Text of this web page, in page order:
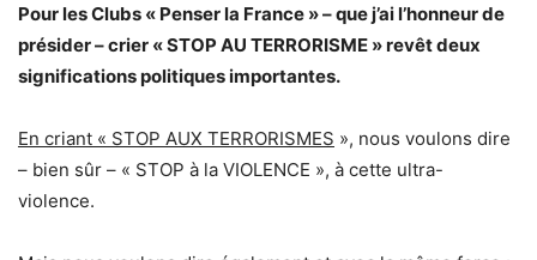
Pour les Clubs « Penser la France » – que j’ai l’honneur de
présider – crier « STOP AU TERRORISME » revêt deux
significations politiques importantes.
En criant « STOP AUX TERRORISMES », nous voulons dire
– bien sûr – « STOP à la VIOLENCE », à cette ultra-
violence.